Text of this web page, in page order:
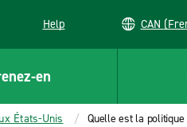
new window
Help CAN
en
États-Unis Quelle est la